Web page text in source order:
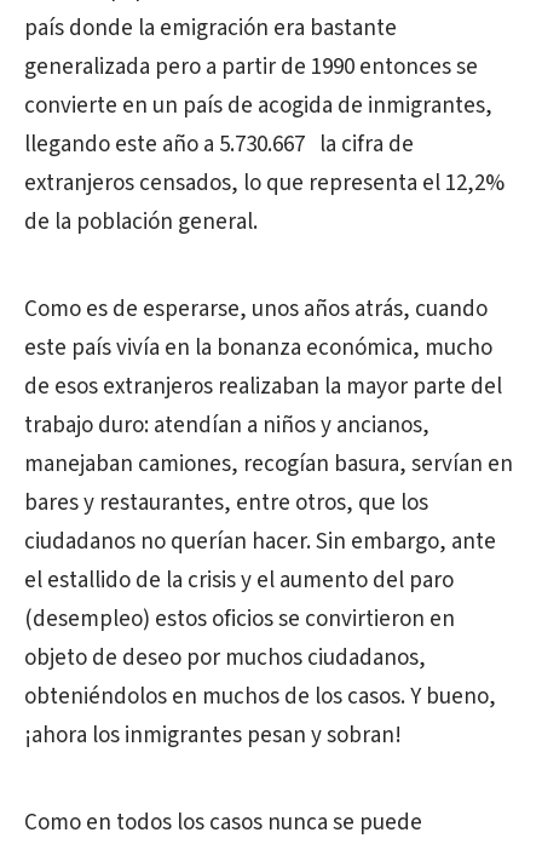
país donde la emigración era bastante
generalizada pero a partir de 1990 entonces se
convierte en un país de acogida de inmigrantes,
llegando este año a 5.730.667 la cifra de
extranjeros censados, lo que representa el 12,2%
de la población general.
Como es de esperarse, unos años atrás, cuando
este país vivía en la bonanza económica, mucho
de esos extranjeros realizaban la mayor parte del
trabajo duro: atendían a niños y ancianos,
manejaban camiones, recogían basura, servían en
bares y restaurantes, entre otros, que los
ciudadanos no querían hacer. Sin embargo, ante
el estallido de la crisis y el aumento del paro
(desempleo) estos oficios se convirtieron en
objeto de deseo por muchos ciudadanos,
obteniéndolos en muchos de los casos. Y bueno,
¡ahora los inmigrantes pesan y sobran!
Como en todos los casos nunca se puede